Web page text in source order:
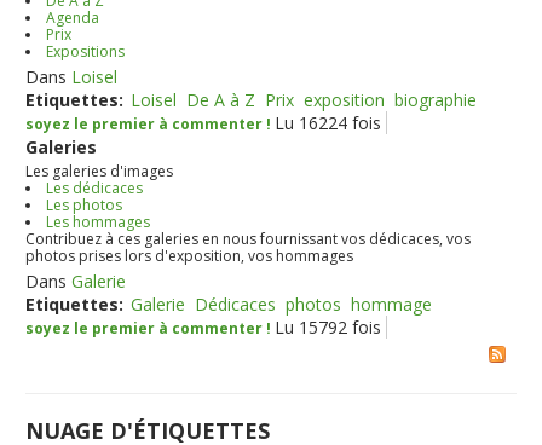
Agenda
Prix
Expositions
Dans Loisel
Etiquettes: Loisel De A à Z Prix exposition biographie
soyez le premier à commenter ! Lu 16224 fois
Galeries
Les galeries d'images
Les dédicaces
Les photos
Les hommages
Contribuez à ces galeries en nous fournissant vos dédicaces, vos
photos prises lors d'exposition, vos hommages
DansGalerie
Etiquettes: Galerie Dédicaces photos hommage
soyez le premier à commenter ! Lu 15792 fois
NUAGE D'ÉTIQUETTES